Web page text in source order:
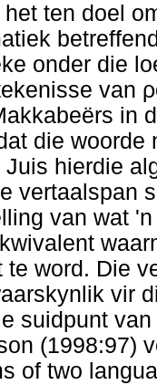
ten doel
onder die
van
in
die
hierdie
vertaalspan
van wat
te word. Die
vir
suidpunt
(1998:97)
of two